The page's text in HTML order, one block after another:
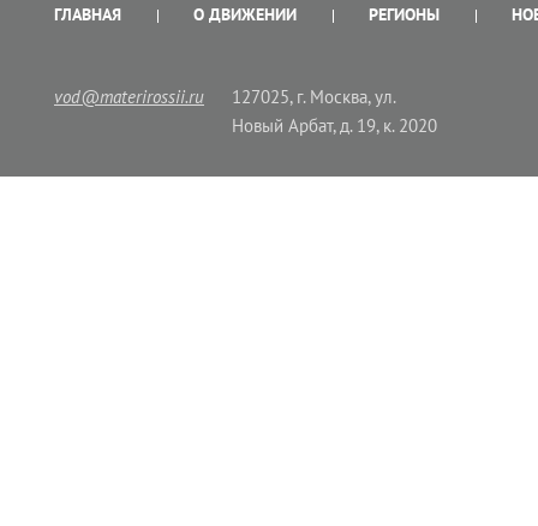
ГЛАВНАЯ О ДВИЖЕНИИ РЕГИОНЫ
vod@materirossii.ru
127025, г. Москва, ул.
Новый Арбат, д. 19, к. 2020